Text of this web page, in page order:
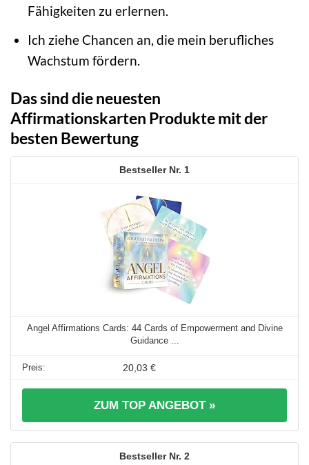
Fähigkeiten zu erlernen.
Ich ziehe Chancen an, die mein berufliches
Wachstum fördern.
Das sind die neuesten
Affirmationskarten Produkte mit der
besten Bewertung
1
Angel Affirmations Cards: 44 Cards of Empowerment and Divine
Guidance ...
20,03 €
ZUM TOP ANGEBOT »
2